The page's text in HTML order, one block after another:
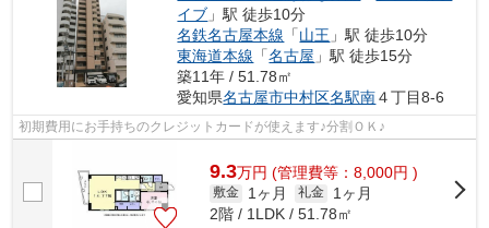
イブ 」駅 徒歩10分
名鉄名古屋本線 「山王 」駅 徒歩10分
東海道本線 「名古屋 」駅 徒歩15分
築11年 / 51.78㎡
愛知県名古屋市中村区名駅南４丁目8-6
初期費用にお手持ちのクレジットカードが使えます♪分割ＯＫ♪
9.3万円 (管理費等：8,000円 )
敷金 1ヶ月 礼金
1ヶ月
2階 / 1LDK / 51.78㎡